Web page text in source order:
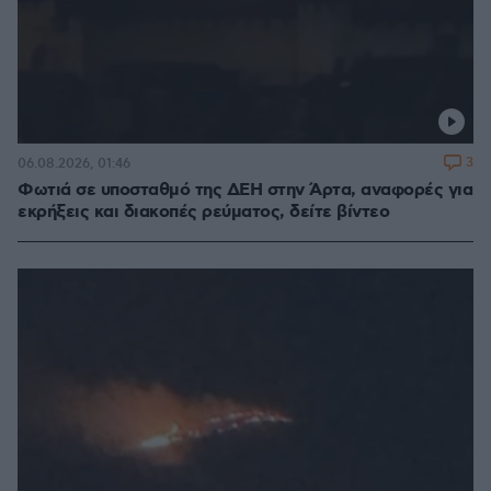
Φωτιά σε υποσταθμό της ΔΕΗ στην Άρτα, αναφορές για
εκρήξεις και διακοπές ρεύματος, δείτε βίντεο
06.08.2026, 01:46 3